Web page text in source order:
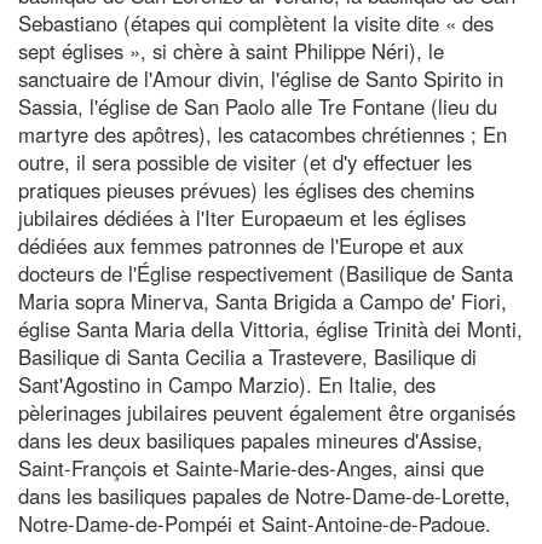
Sebastiano (étapes qui complètent la visite dite « des
sept églises », si chère à saint Philippe Néri), le
sanctuaire de l'Amour divin, l'église de Santo Spirito in
Sassia, l'église de San Paolo alle Tre Fontane (lieu du
martyre des apôtres), les catacombes chrétiennes ; En
outre, il sera possible de visiter (et d'y effectuer les
pratiques pieuses prévues) les églises des chemins
jubilaires dédiées à l'Iter Europaeum et les églises
dédiées aux femmes patronnes de l'Europe et aux
docteurs de l'Église respectivement (Basilique de Santa
Maria sopra Minerva, Santa Brigida a Campo de' Fiori,
église Santa Maria della Vittoria, église Trinità dei Monti,
Basilique di Santa Cecilia a Trastevere, Basilique di
Sant'Agostino in Campo Marzio). En Italie, des
pèlerinages jubilaires peuvent également être organisés
dans les deux basiliques papales mineures d'Assise,
Saint-François et Sainte-Marie-des-Anges, ainsi que
dans les basiliques papales de Notre-Dame-de-Lorette,
Notre-Dame-de-Pompéi et Saint-Antoine-de-Padoue.